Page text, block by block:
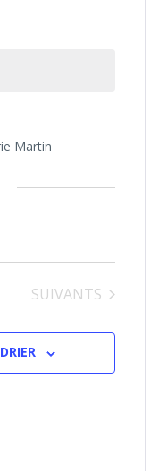
Martin
ÉVÈNEMENTS
SUIVANTS